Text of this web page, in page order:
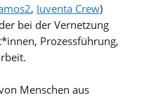
, Iuventa Crew)
bei der Vernetzung
Prozessführung,
Menschen aus